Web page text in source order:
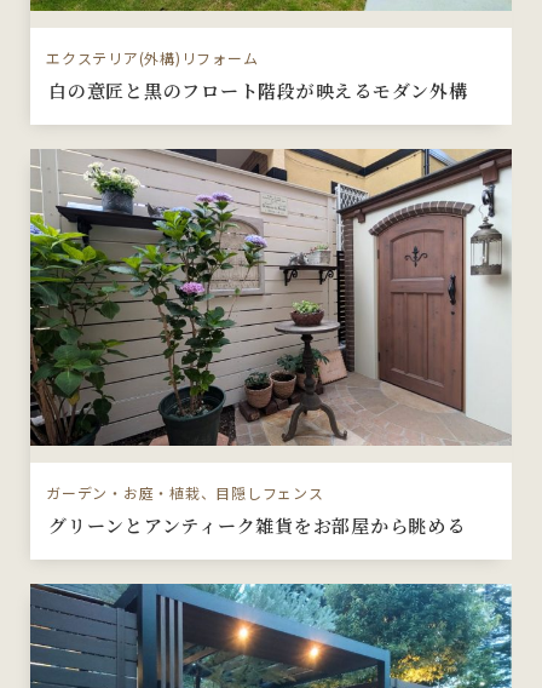
エクステリア(外構)リフォーム
白の意匠と黒のフロート階段が映えるモダン外構
ガーデン・お庭・植栽、目隠しフェンス
グリーンとアンティーク雑貨をお部屋から眺める